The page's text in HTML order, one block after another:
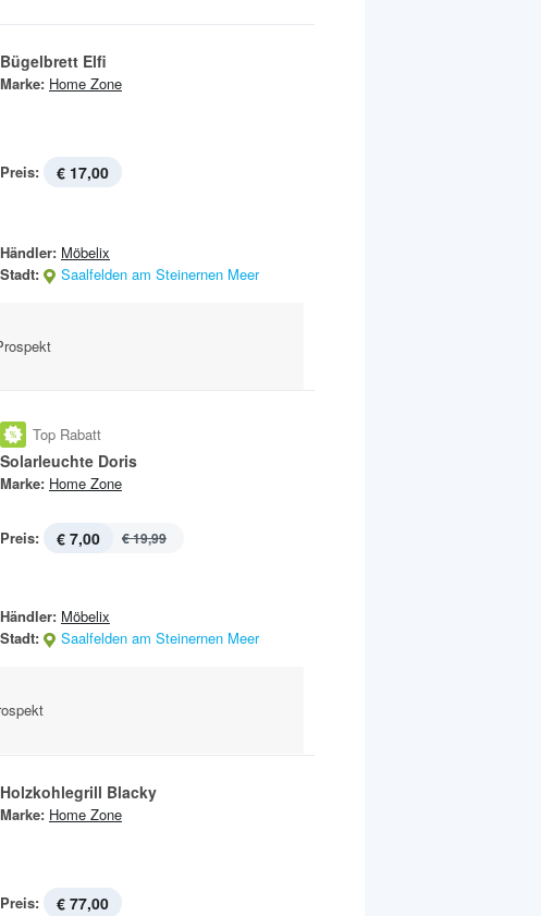
Bügelbrett Elfi
Marke: Home Zone
Preis: € 17,00
Händler: Möbelix
Stadt:
Saalfelden am Steinernen Meer
Top Rabatt
Solarleuchte Doris
Marke: Home Zone
Preis: € 7,00 € 19,99
Händler: Möbelix
Stadt:
Saalfelden am Steinernen Meer
Holzkohlegrill Blacky
Marke: Home Zone
Preis: € 77,00